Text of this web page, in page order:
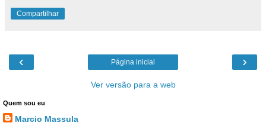
Compartilhar
‹ ›
Página inicial
Ver versão para a web
Quem sou eu
Marcio Massula